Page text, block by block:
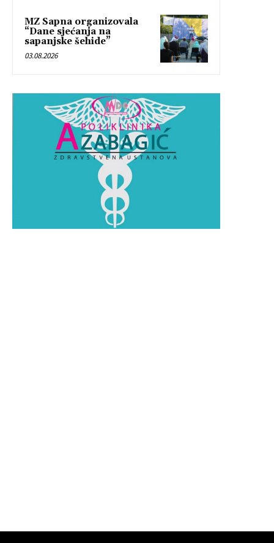
MZ Sapna organizovala
“Dane sjećanja na
sapanjske šehide”
03.08.2026